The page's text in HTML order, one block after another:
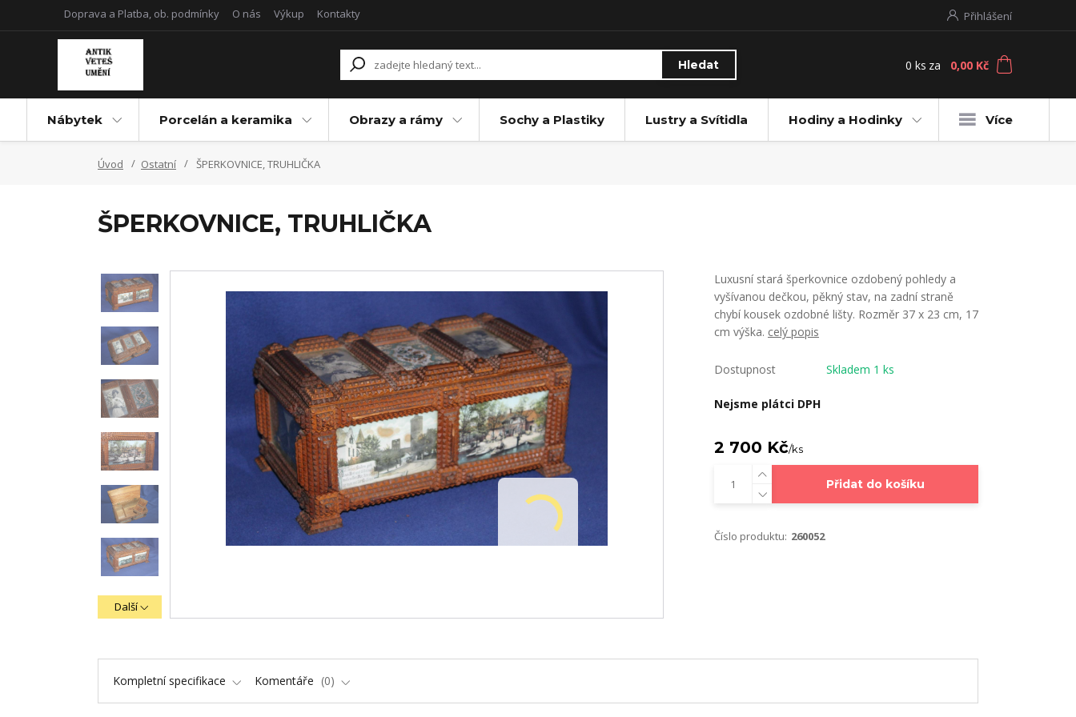
Doprava a Platba, ob. podmínky O nás Výkup Kontakty Přihlášení
Hledat 0 ks za 0,00 Kč
Nábytek Porcelán a keramika Obrazy a rámy Sochy a Plastiky Lustry a Svítidla Hodiny a Hodinky Více
Úvod Ostatní ŠPERKOVNICE, TRUHLIČKA
ŠPERKOVNICE, TRUHLIČKA
Další
Luxusní stará šperkovnice ozdobený pohledy a
vyšívanou dečkou, pěkný stav, na zadní straně
chybí kousek ozdobné lišty. Rozměr 37 x 23 cm, 17
cm výška. celý popis
Dostupnost Skladem 1 ks
Nejsme plátci DPH
2 700 Kč/ks
Přidat do košíku
Číslo produktu: 260052
Kompletní specifikace Komentáře 0